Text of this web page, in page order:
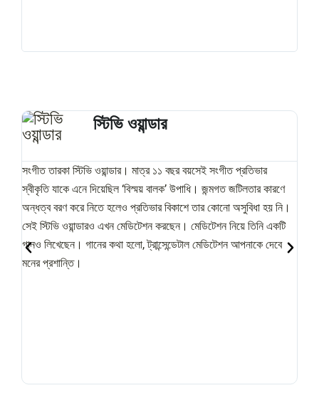
স্টিভি ওয়ান্ডার
সংগীত তারকা স্টিভি ওয়ান্ডার। মাত্র ১১ বছর বয়সেই সংগীত প্রতিভার
স্বীকৃতি যাকে এনে দিয়েছিল ‘বিস্ময় বালক’ উপাধি। জন্মগত জটিলতার কারণে
অন্ধত্ব বরণ করে নিতে হলেও প্রতিভার বিকাশে তার কোনো অসুবিধা হয় নি।
সেই স্টিভি ওয়ান্ডারও এখন মেডিটেশন করছেন। মেডিটেশন নিয়ে তিনি একটি
গানও লিখেছেন। গানের কথা হলো, ট্রান্সেন্ডেটাল মেডিটেশন আপনাকে দেবে
মনের প্রশান্তি।